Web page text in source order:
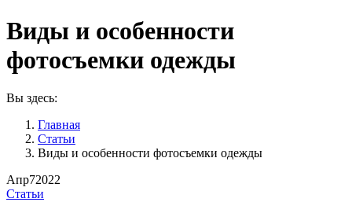
Виды и особенности
фотосъемки одежды
Вы здесь:
Главная
Статьи
Виды и особенности фотосъемки одежды
Апр72022
Статьи